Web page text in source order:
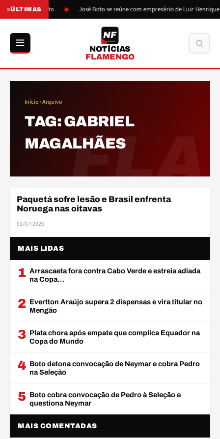
ÚLTIMAS
de Boto José Boto se reúne com empresário de Luiz Henrique
NF
NOTÍCIAS
FLAMENGO
FLA
Início › Arquivo
TAG:GABRIEL
MAGALHÃES
COPA DO MUNDO
Paquetá sofre lesão e Brasil enfrenta
Noruega nas oitavas
01/07/2026
MAIS LIDAS
1 Arrascaeta fora contra Cabo Verde e estreia adiada
na Copa…
2 Evertton Araújo supera 2 dispensas e vira titular no
Mengão
3 Plata chora após empate que complica Equador na
Copa do Mundo
4 Boto detona convocação de Neymar e cobra Pedro
na Seleção
5 Boto cobra convocação de Pedro à Seleção e
questiona Neymar
MAIS COMENTADAS